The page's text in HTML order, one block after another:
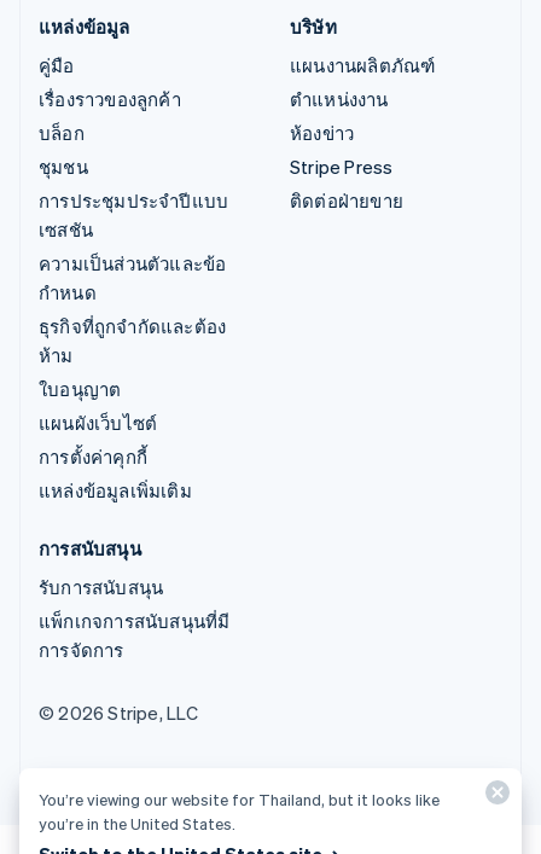
แหล่งข้อมูล
คู่มือ
เรื่องราวของลูกค้า
บล็อก
ชุมชน
การประชุมประจำปีแบบ
เซสชัน
ความเป็นส่วนตัวและข้อ
กำหนด
ธุรกิจที่ถูกจำกัดและต้อง
ห้าม
ใบอนุญาต
แผนผังเว็บไซต์
การตั้งค่าคุกกี้
แหล่งข้อมูลเพิ่มเติม
บริษัท
แผนงานผลิตภัณฑ์
ตำแหน่งงาน
ห้องข่าว
Stripe Press
ติดต่อฝ่ายขาย
การสนับสนุน
รับการสนับสนุน
แพ็กเกจการสนับสนุนที่มี
การจัดการ
© 2026 Stripe, LLC
You’re viewing our website for Thailand, but it looks like
you’re in the United States.